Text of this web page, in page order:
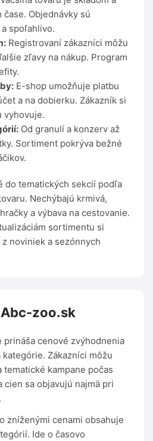
Objednávky sú
spoľahlivo.
Registrovaní zákazníci môžu
zľavy na nákup. Program
E-shop umožňuje platbu
a na dobierku. Zákazník si
vyhovuje.
Od granulí a konzerv až
Sortiment pokrýva bežné
do tematických sekcií podľa
Nechýbajú krmivá,
a výbava na cestovanie.
sortimentu si
noviniek a sezónnych
zoo.sk
cenové zvýhodnenia
Zákazníci môžu
kampane počas
cien sa objavujú najmä pri
zníženými cenami obsahuje
Ide o časovo